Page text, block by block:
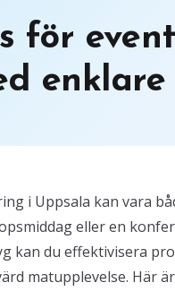
för
enklare
i Uppsala kan vara
eller en
kan du effektivisera
matupplevelse. Här